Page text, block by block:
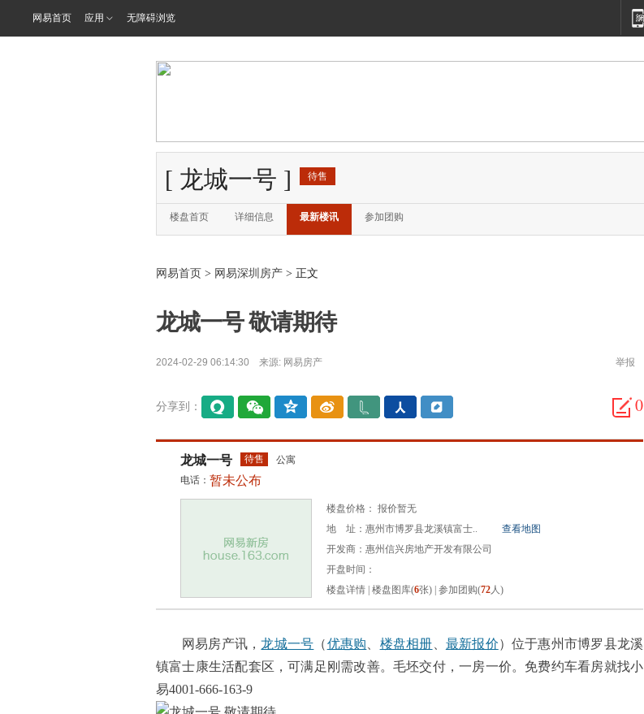
网易首页 应用 无障碍浏览
[ 龙城一号 ] 待售
楼盘首页 详细信息 最新楼讯 参加团购
网易首页 > 网易深圳房产 > 正文
龙城一号 敬请期待
2024-02-29 06:14:30 来源: 网易房产 举报
0
分享到：
间
龙城一号 待售
公寓
电话： 暂未公布
楼盘价格： 报价暂无
地 址：惠州市博罗县龙溪镇富士..
查看地图
开发商：惠州信兴房地产开发有限公司
开盘时间：
楼盘详情 楼盘图库(6张) 参加团购(72人)
网易房产讯，龙城一号 （优惠购 楼盘相册 最新报价）位于惠州市博罗县龙溪
镇富士康生活配套区，可满足刚需改善。毛坯交付，一房一价。免费约车看房就找小
易4001-666-163-9